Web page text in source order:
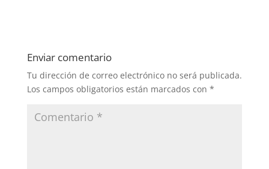
Enviar comentario
Tu dirección de correo electrónico no será publicada.
Los campos obligatorios están marcados con *